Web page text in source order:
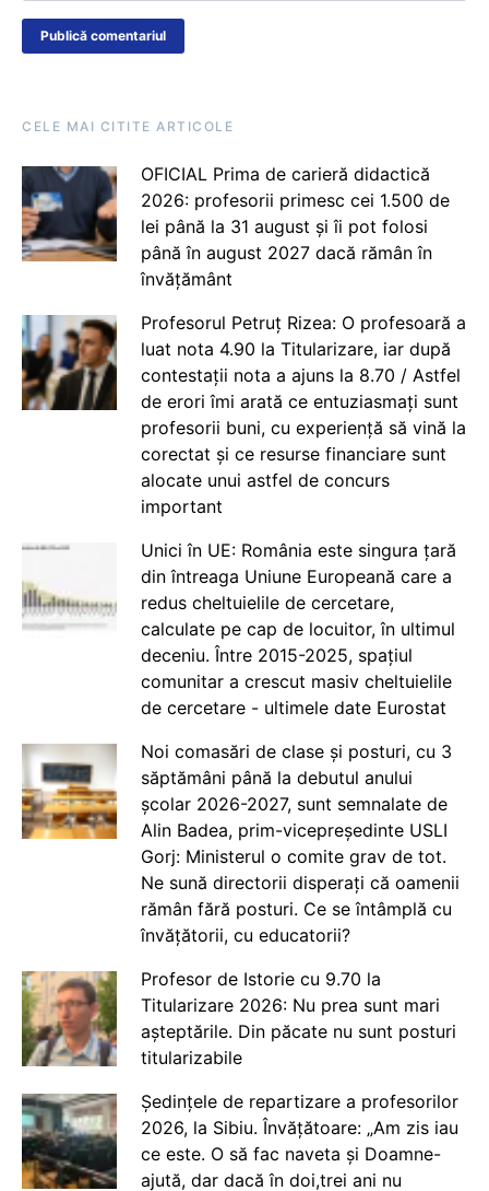
CELE MAI CITITE ARTICOLE
OFICIAL Prima de carieră didactică
2026: profesorii primesc cei 1.500 de
lei până la 31 august și îi pot folosi
până în august 2027 dacă rămân în
învățământ
Profesorul Petruț Rizea: O profesoară a
luat nota 4.90 la Titularizare, iar după
contestații nota a ajuns la 8.70 / Astfel
de erori îmi arată ce entuziasmați sunt
profesorii buni, cu experiență să vină la
corectat și ce resurse financiare sunt
alocate unui astfel de concurs
important
Unici în UE: România este singura țară
din întreaga Uniune Europeană care a
redus cheltuielile de cercetare,
calculate pe cap de locuitor, în ultimul
deceniu. Între 2015-2025, spațiul
comunitar a crescut masiv cheltuielile
de cercetare - ultimele date Eurostat
Noi comasări de clase și posturi, cu 3
săptămâni până la debutul anului
școlar 2026-2027, sunt semnalate de
Alin Badea, prim-vicepreședinte USLI
Gorj: Ministerul o comite grav de tot.
Ne sună directorii disperați că oamenii
rămân fără posturi. Ce se întâmplă cu
învățătorii, cu educatorii?
Profesor de Istorie cu 9.70 la
Titularizare 2026: Nu prea sunt mari
așteptările. Din păcate nu sunt posturi
titularizabile
Ședințele de repartizare a profesorilor
2026, la Sibiu. Învățătoare: „Am zis iau
ce este. O să fac naveta și Doamne-
ajută, dar dacă în doi,trei ani nu